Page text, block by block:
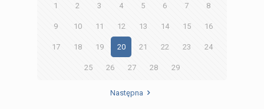
1 2 3 4 5 6 7 8
9 10 11 12 13 14 15 16
17 18 19 20 21 22 23 24
25 26 27 28 29
Następna